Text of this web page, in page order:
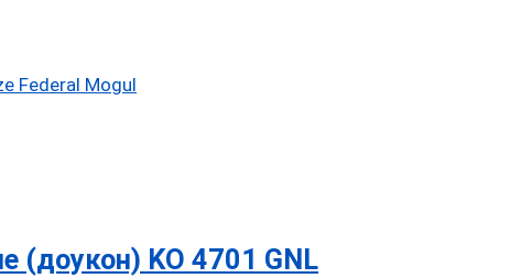
Federal Mogul
(доукон) KO 4701 GNL